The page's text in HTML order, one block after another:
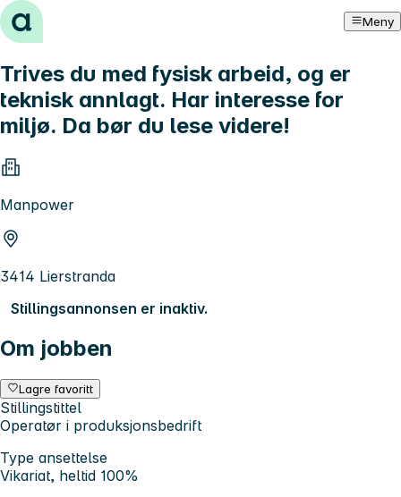
Hopp til innhold Meny
Trives du med fysisk arbeid, og er
teknisk annlagt. Har interesse for
miljø. Da bør du lese videre!
Manpower
3414 Lierstranda
Stillingsannonsen er inaktiv.
Om jobben
Lagre favoritt
Stillingstittel
Operatør i produksjonsbedrift
Type ansettelse
Vikariat, heltid 100%